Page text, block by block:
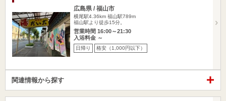
広島県 / 福山市
横尾駅4.36km 福山駅789m
福山駅より徒歩15分。
営業時間 16:00～21:30
入浴料金 ～
日帰り 格安（1,000円以下）
関連情報から探す